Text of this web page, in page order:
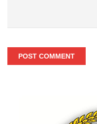
POST COMMENT